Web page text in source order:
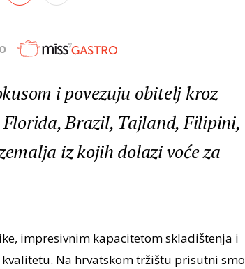
i povezuju obitelj kroz
Brazil, Tajland, Filipini,
iz kojih dolazi voće za
impresivnim kapacitetom skladištenja i
Na hrvatskom tržištu prisutni smo